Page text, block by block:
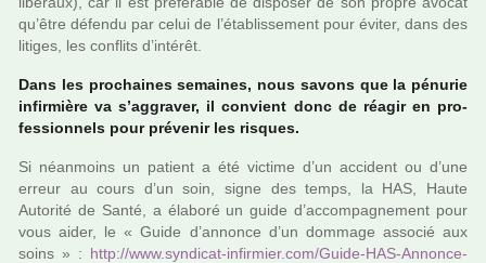
qu’être défendu par celui de l’établissement pour éviter, dans des
liti­ges, les conflits d’inté­rêt.
Dans les pro­chai­nes semai­nes, nous savons que la pénu­rie
infir­mière va s’aggra­ver, il convient donc de réagir en pro­
fes­sion­nels pour pré­ve­nir les ris­ques.
Si néan­moins un patient a été vic­time d’un acci­dent ou d’une
erreur au cours d’un soin, signe des temps, la HAS, Haute
Autorité de Santé, a élaboré un guide d’accom­pa­gne­ment pour
vous aider, le « Guide d’annonce d’un dom­mage asso­cié aux
soins » : http://www.syn­di­cat-infir­mier.com/Guide-HAS-Annonce-